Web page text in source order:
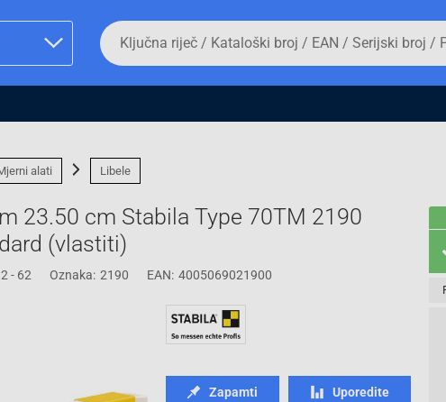
proizvoda i
Fizičko lice
Da
biste
potražili
proizvod,
broj,
EAN
serijski
broj
alati Libele
23.50 cm Stabila Type 70TM 2190
(vlastiti)
- 62 Oznaka: 2190 EAN: 4005069021900
Zapamti Uporedite